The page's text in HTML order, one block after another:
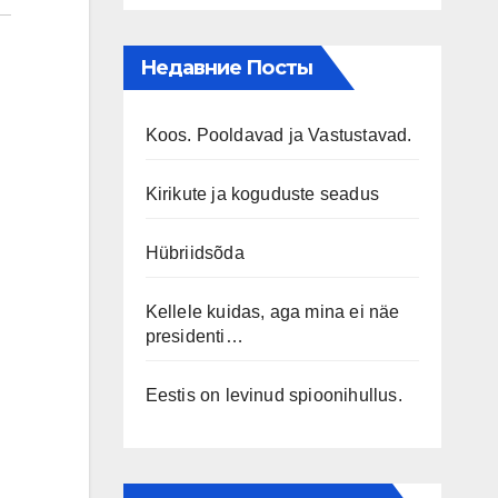
Недавние Посты
Koos. Pooldavad ja Vastustavad.
Kirikute ja koguduste seadus
Hübriidsõda
Kellele kuidas, aga mina ei näe
presidenti…
Eestis on levinud spioonihullus.